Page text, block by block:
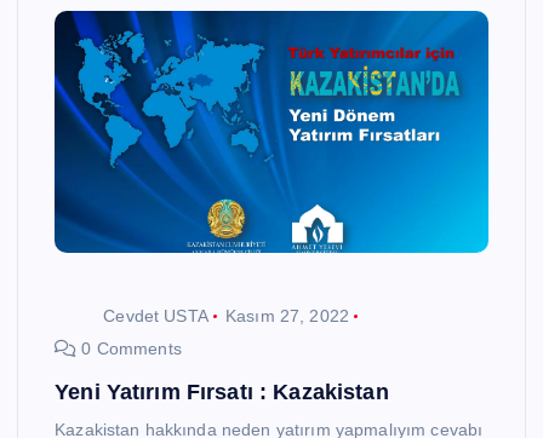
Cevdet USTA
Kasım 27, 2022
0 Comments
Yeni Yatırım Fırsatı : Kazakistan
Kazakistan hakkında neden yatırım yapmalıyım cevabı